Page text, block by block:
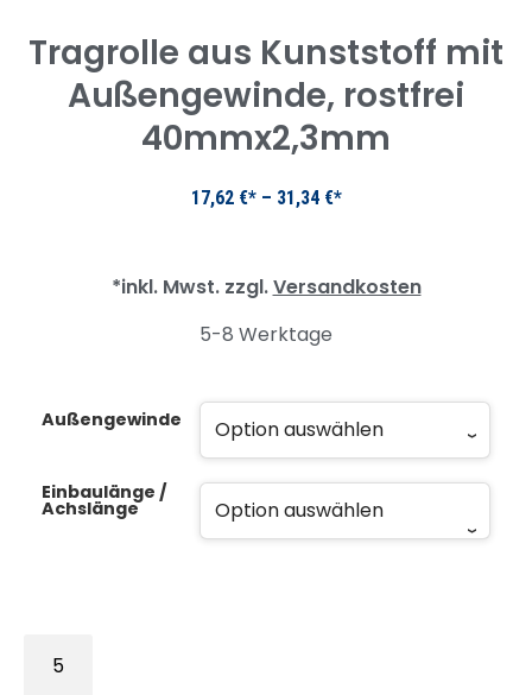
Tragrolle aus Kunststoff mit
Außengewinde, rostfrei
40mmx2,3mm
17,62 € – 31,34 €
*inkl. Mwst. zzgl.Versandkosten
5-8 Werktage
Außengewinde
Einbaulänge /
Achslänge